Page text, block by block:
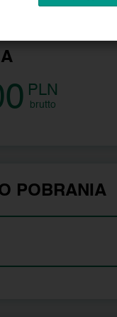
PLN
brutto
POBRANIA